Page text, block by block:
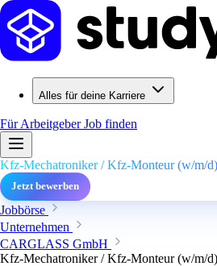
Alles für deine Karriere
Für ArbeitgeberJob finden
Kfz-Mechatroniker / Kfz-Monteur (w/m/
Jetzt bewerben
Jobbörse
Unternehmen
CARGLASS GmbH
Kfz-Mechatroniker / Kfz-Monteur (w/m/